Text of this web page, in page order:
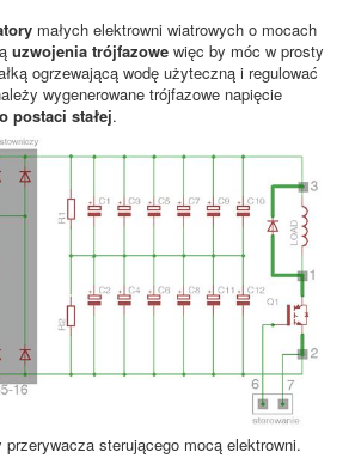
małych elektrowni wiatrowych o mocach
uzwojenia trójfazowe więc by móc w prosty
ogrzewającą wodę użyteczną i regulować
wygenerowane trójfazowe napięcie
postaci stałej.
przerywacza sterującego mocą elektrowni.